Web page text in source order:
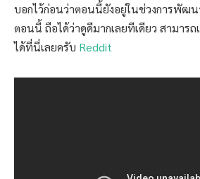
บอกไว้ก่อนว่าตอนนี้ยังอยู่ในช่วงการพัฒ
ตอนนี้ ถือได้ว่าดูดีมากเลยทีเดียว สามารถ
ได้ที่นี่เลยครับ Reddit